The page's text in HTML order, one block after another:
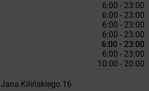
6:00 - 23:00
6:00 - 23:00
6:00 - 23:00
6:00 - 23:00
6:00 - 23:00
6:00 - 23:00
10:00 - 20:00
Jana Kilińskiego 16